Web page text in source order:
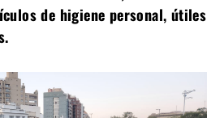
de higiene personal, útiles